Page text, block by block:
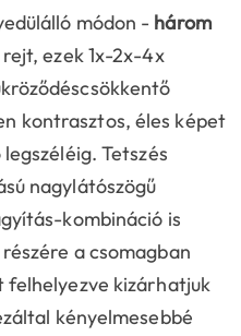
módon - három
ezek 1x-2x-4x
kontrasztos, éles képet
Tetszés
nagylátószögű
kombináció is
a csomagban
felhelyezve kizárhatjuk
kényelmesebbé